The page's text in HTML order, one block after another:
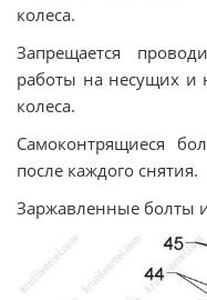
колеса.
Запрещается
работы на несущих и
колеса.
Самоконтрящиеся
после каждого снятия.
Заржавленные болты